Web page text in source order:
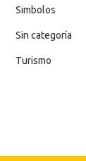
Simbolos
Sin categoría
Turismo